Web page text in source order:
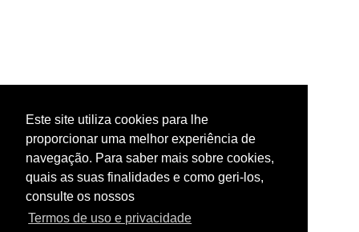
Este site utiliza cookies para lhe
proporcionar uma melhor experiência de
navegação. Para saber mais sobre cookies,
quais as suas finalidades e como geri-los,
consulte os nossos
Termos de uso e privacidade